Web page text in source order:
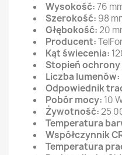
Wysokość:76
Szerokość: 98
Głębokość:20
Producent:
Kąt świecenia:
Stopień ochrony
Liczba lumenów:
Odpowiednik
Pobór mocy: 10
Żywotność:25
Temperatura
Współczynnik
Temperatura